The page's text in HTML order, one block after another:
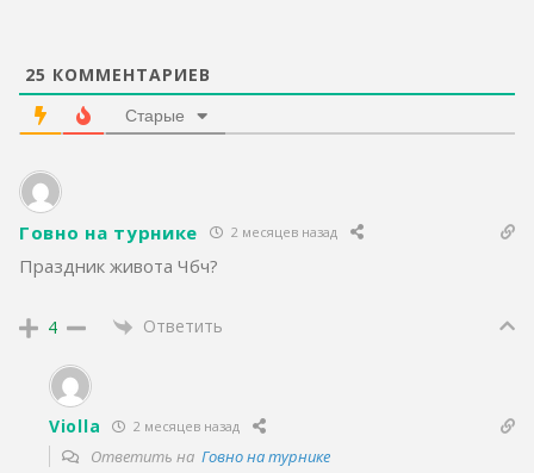
25 КОММЕНТАРИЕВ
Старые
Говно на турнике 2 месяцев назад
Праздник живота Чбч?
4 Ответить
Violla 2 месяцев назад
Ответить на Говно на турнике